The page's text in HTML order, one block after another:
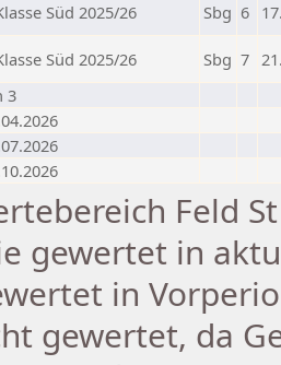
Süd 2025/26 Sbg 6
Süd 2025/26 Sbg 7
3
Feld
gewertet in
in
gewertet, da